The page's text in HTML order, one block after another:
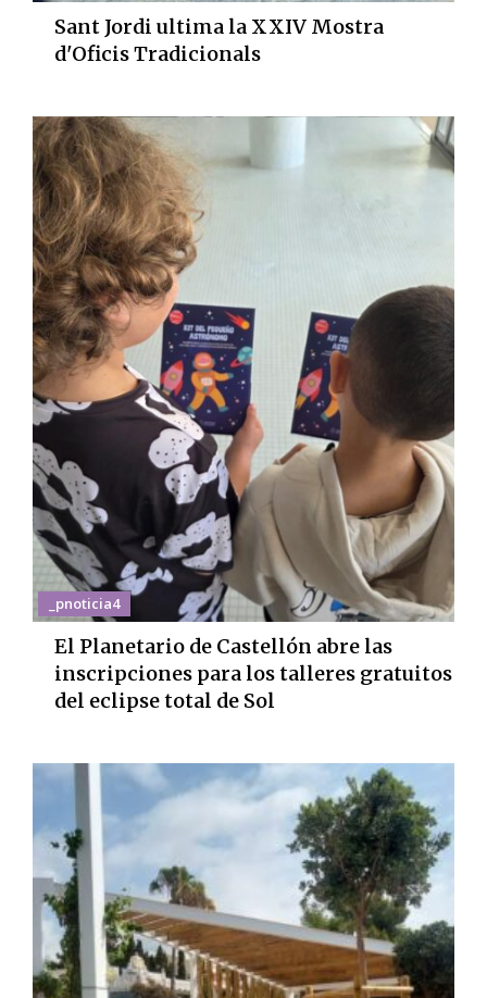
Sant Jordi ultima la XXIV Mostra
d'Oficis Tradicionals
_pnoticia4
El Planetario de Castellón abre las
inscripciones para los talleres gratuitos
del eclipse total de Sol